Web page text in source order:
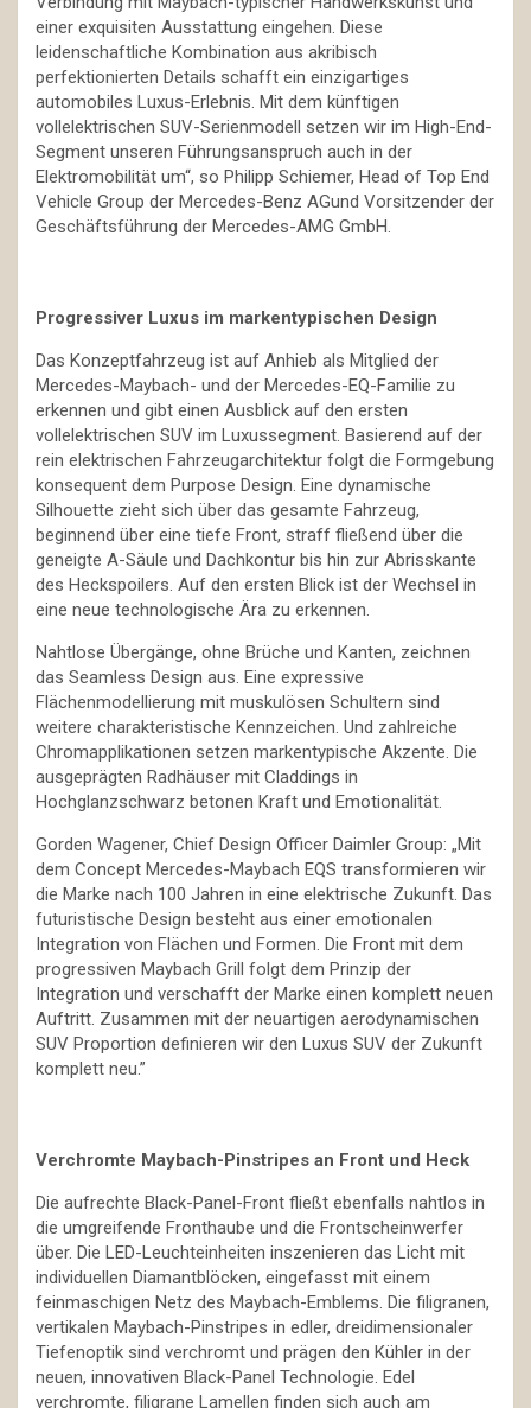
einer exquisiten Ausstattung eingehen. Diese
leidenschaftliche Kombination aus akribisch
perfektionierten Details schafft ein einzigartiges
automobiles Luxus-Erlebnis. Mit dem künftigen
vollelektrischen SUV-Serienmodell setzen wir im High-End-
Segment unseren Führungsanspruch auch in der
Elektromobilität um“, so Philipp Schiemer, Head of Top End
Vehicle Group der Mercedes-Benz AGund Vorsitzender der
Geschäftsführung der Mercedes-AMG GmbH.
Progressiver Luxus im markentypischen Design
Das Konzeptfahrzeug ist auf Anhieb als Mitglied der
Mercedes-Maybach- und der Mercedes-EQ-Familie zu
erkennen und gibt einen Ausblick auf den ersten
vollelektrischen SUV im Luxussegment. Basierend auf der
rein elektrischen Fahrzeugarchitektur folgt die Formgebung
konsequent dem Purpose Design. Eine dynamische
Silhouette zieht sich über das gesamte Fahrzeug,
beginnend über eine tiefe Front, straff fließend über die
geneigte A-Säule und Dachkontur bis hin zur Abrisskante
des Heckspoilers. Auf den ersten Blick ist der Wechsel in
eine neue technologische Ära zu erkennen.
Nahtlose Übergänge, ohne Brüche und Kanten, zeichnen
das Seamless Design aus. Eine expressive
Flächenmodellierung mit muskulösen Schultern sind
weitere charakteristische Kennzeichen. Und zahlreiche
Chromapplikationen setzen markentypische Akzente. Die
ausgeprägten Radhäuser mit Claddings in
Hochglanzschwarz betonen Kraft und Emotionalität.
Gorden Wagener, Chief Design Officer Daimler Group: „Mit
dem Concept Mercedes-Maybach EQS transformieren wir
die Marke nach 100 Jahren in eine elektrische Zukunft. Das
futuristische Design besteht aus einer emotionalen
Integration von Flächen und Formen. Die Front mit dem
progressiven Maybach Grill folgt dem Prinzip der
Integration und verschafft der Marke einen komplett neuen
Auftritt. Zusammen mit der neuartigen aerodynamischen
SUV Proportion definieren wir den Luxus SUV der Zukunft
komplett neu.”
Verchromte Maybach-Pinstripes an Front und Heck
Die aufrechte Black-Panel-Front fließt ebenfalls nahtlos in
die umgreifende Fronthaube und die Frontscheinwerfer
über. Die LED-Leuchteinheiten inszenieren das Licht mit
individuellen Diamantblöcken, eingefasst mit einem
feinmaschigen Netz des Maybach-Emblems. Die filigranen,
vertikalen Maybach-Pinstripes in edler, dreidimensionaler
Tiefenoptik sind verchromt und prägen den Kühler in der
neuen, innovativen Black-Panel Technologie. Edel
verchromte, filigrane Lamellen finden sich auch am